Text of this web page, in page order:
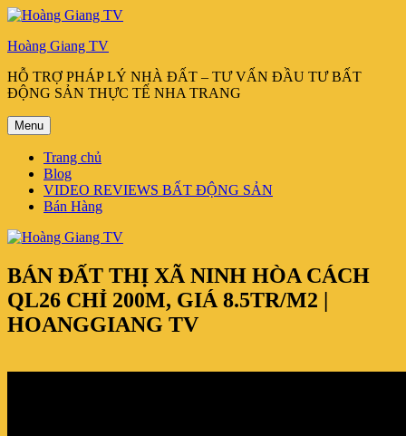
Chuyển
phần
dung
Hoàng Giang TV
HỖ TRỢ PHÁP LÝ NHÀ ĐẤT – TƯ VẤN ĐẦU TƯ BẤT
ĐỘNG SẢN THỰC TẾ NHA TRANG
Menu
Trang chủ
Blog
VIDEO REVIEWS BẤT ĐỘNG SẢN
Bán Hàng
BÁN ĐẤT THỊ XÃ NINH HÒA CÁCH
QL26 CHỈ 200M, GIÁ 8.5TR/M2 |
HOANGGIANG TV